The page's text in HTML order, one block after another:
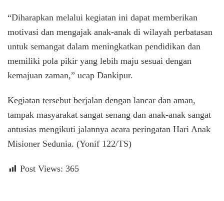
“Diharapkan melalui kegiatan ini dapat memberikan
motivasi dan mengajak anak-anak di wilayah perbatasan
untuk semangat dalam meningkatkan pendidikan dan
memiliki pola pikir yang lebih maju sesuai dengan
kemajuan zaman,” ucap Dankipur.
Kegiatan tersebut berjalan dengan lancar dan aman,
tampak masyarakat sangat senang dan anak-anak sangat
antusias mengikuti jalannya acara peringatan Hari Anak
Misioner Sedunia. (Yonif 122/TS)
Post Views: 365